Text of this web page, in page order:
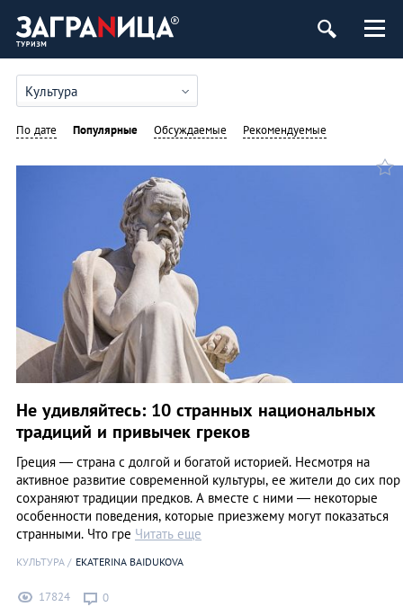
Культура
По дате Популярные Обсуждаемые Рекомендуемые
Не удивляйтесь: 10 странных национальных
традиций и привычек греков
Греция — страна с долгой и богатой историей. Несмотря на
активное развитие современной культуры, ее жители до сих пор
сохраняют традиции предков. А вместе с ними — некоторые
особенности поведения, которые приезжему могут показаться
странными. Что гре Читать еще
КУЛЬТУРА EKATERINA BAIDUKOVA
17824 0